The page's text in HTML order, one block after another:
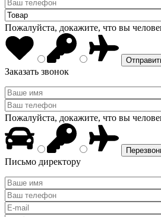
Пожалуйста, докажите, что вы
Заказать звонок
Пожалуйста, докажите, что вы
Письмо директору